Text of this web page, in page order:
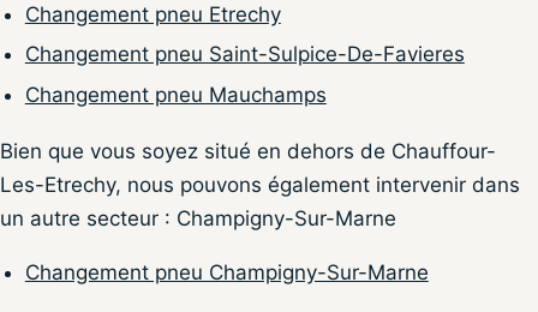
Changement pneu Etrechy
Changement pneu Saint-Sulpice-De-Favieres
Changement pneu Mauchamps
Bien que vous soyez situé en dehors de Chauffour-
Les-Etrechy, nous pouvons également intervenir dans
un autre secteur : Champigny-Sur-Marne
Changement pneu Champigny-Sur-Marne